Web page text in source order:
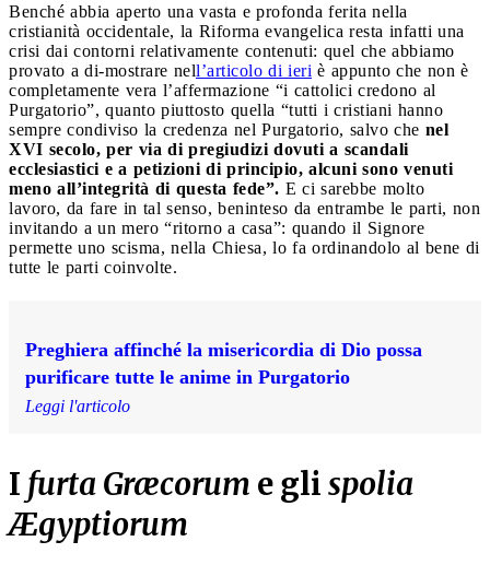
Benché abbia aperto una vasta e profonda ferita nella
cristianità occidentale, la Riforma evangelica resta infatti una
crisi dai contorni relativamente contenuti: quel che abbiamo
provato a di-mostrare nell’articolo di ieri è appunto che non è
completamente vera l’affermazione “i cattolici credono al
Purgatorio”, quanto piuttosto quella “tutti i cristiani hanno
sempre condiviso la credenza nel Purgatorio, salvo che nel
XVI secolo, per via di pregiudizi dovuti a scandali
ecclesiastici e a petizioni di principio, alcuni sono venuti
meno all’integrità di questa fede”. E ci sarebbe molto
lavoro, da fare in tal senso, beninteso da entrambe le parti, non
invitando a un mero “ritorno a casa”: quando il Signore
permette uno scisma, nella Chiesa, lo fa ordinandolo al bene di
tutte le parti coinvolte.
Preghiera affinché la misericordia di Dio possa
purificare tutte le anime in Purgatorio
Leggi l'articolo
I furta Græcorum e glispolia
Ægyptiorum